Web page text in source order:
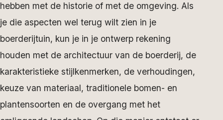
hebben met de historie of met de omgeving. Als
je die aspecten wel terug wilt zien in je
boerderijtuin, kun je in je ontwerp rekening
houden met de architectuur van de boerderij, de
karakteristieke stijlkenmerken, de verhoudingen,
keuze van materiaal, traditionele bomen- en
plantensoorten en de overgang met het